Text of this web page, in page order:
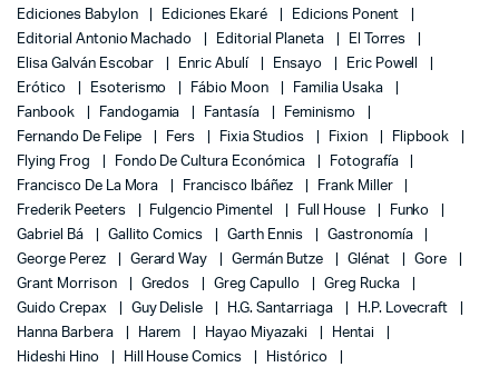
Ediciones Babylon
Ediciones Ekaré
Edicions Ponent
Editorial Antonio Machado
Editorial Planeta
El Torres
Elisa Galván Escobar
Enric Abulí Ensayo
Eric Powell
Erótico
Esoterismo Fábio Moon
Familia Usaka
Fanbook
Fandogamia Fantasía
Feminismo
Fernando De Felipe
Fers Fixia Studios Fixion
Flipbook
Flying Frog
Fondo De Cultura Económica
Fotografía
Francisco De La Mora
Francisco Ibáñez
Frank Miller
Frederik Peeters
Fulgencio Pimentel Full House
Funko
Gabriel Bá
Gallito Comics Garth Ennis
Gastronomía
George Perez
Gerard Way Germán Butze Glénat
Gore
Grant Morrison
Gredos Greg Capullo
Greg Rucka
Guido Crepax
Guy Delisle H.G. Santarriaga
H.P. Lovecraft
Hanna Barbera
Harem Hayao Miyazaki
Hentai
Hideshi Hino
Hill House Comics
Histórico